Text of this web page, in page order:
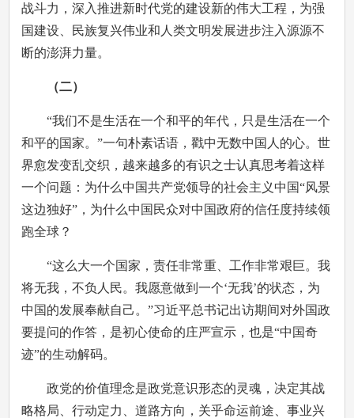
战斗力，深入推进新时代党的建设新的伟大工程，为强
国建设、民族复兴伟业和人类文明发展进步注入源源不
断的澎湃力量。
（二）
“我们不是生活在一个和平的年代，只是生活在一个
和平的国家。”一句朴素话语，戳中无数中国人的心。世
界愈发变乱交织，越来越多的有识之士认真思考着这样
一个问题：为什么中国共产党领导的社会主义中国“风景
这边独好”，为什么中国民众对中国政府的信任度持续领
跑全球？
“这么大一个国家，责任非常重、工作非常艰巨。我
将无我，不负人民。我愿意做到一个‘无我’的状态，为
中国的发展奉献自己。”习近平总书记出访期间对外国政
要提问的作答，是初心使命的庄严宣示，也是“中国奇
迹”的生动解码。
政党的价值理念是政党意识形态的灵魂，决定其战
略格局、行动定力、道路方向，关乎命运前途、事业兴